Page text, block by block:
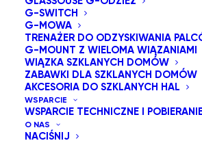
G-SWITCH
G-MOWA
TRENAŻER DO ODZYSKIWANIA
G-MOUNT Z WIELOMA WIĄZANIAMI
WIĄZKA SZKLANYCH DOMÓW
ZABAWKI DLA SZKLANYCH DOMÓW
AKCESORIA DO SZKLANYCH HAL
WSPARCIE
WSPARCIE TECHNICZNE I
O NAS
NACIŚNIJ
Pokaż wszystko Zabawki dla
Domyślne sortowanie
Sortuj wg popularności
Sortuj od najnowszych
Sortuj po cenie od